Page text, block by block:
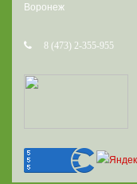
Воронеж
8 (473) 2-355-955